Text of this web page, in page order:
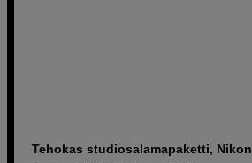
Tehokas studiosalamapaketti, Nikon